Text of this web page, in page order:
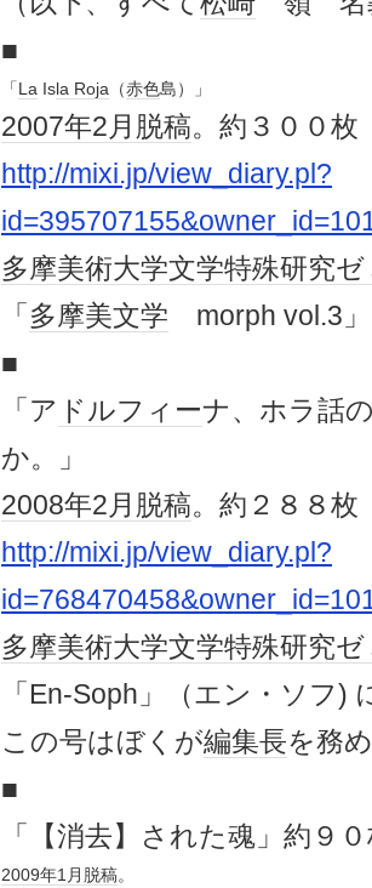
■
「La Isla Roja （赤色島）」
2007年2月 脱稿。約３００枚
http://mixi.jp/view_diary.pl?
多摩美術大学文学特殊研究ゼ
「 多摩美文学 morph vol.3
■
「ア ドルフィーナ、ホラ話
か。」
2008年2月 脱稿。約２８８枚
http://mixi.jp/view_diary.pl?
多摩美術大学文学特殊研究ゼ
「En-Soph」（エン・ソフ)
この号はぼくが編集長を務
■
「【消去】された魂」約９
2009年1月 脱稿。